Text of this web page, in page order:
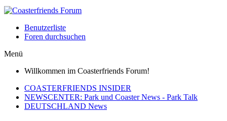
Benutzerliste
Foren durchsuchen
Menü
Willkommen im Coasterfriends Forum!
COASTERFRIENDS INSIDER
NEWSCENTER: Park und Coaster News - Park Talk
DEUTSCHLAND News